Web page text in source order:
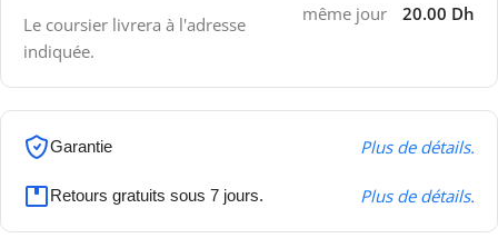
Le coursier livrera à l'adresse
indiquée.
même jour 20.00 Dh
Garantie Plus de détails.
Retours gratuits sous 7 jours. Plus de détails.